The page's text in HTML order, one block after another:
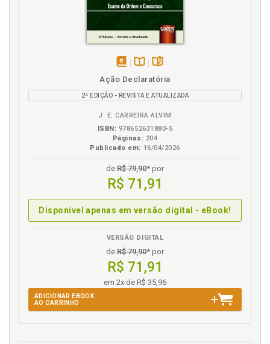
Segurança jurídica, p. 33
Súmula. Decisão judicial, jurisprudência e súmula, p.
66
Writ of certiorari, p. 57
Disponível
B.V.
páginas
Ação Declaratória
2ª EDIÇÃO - REVISTA E ATUALIZADA
J. E. CARREIRA ALVIM
ISBN: 978652631880-5
Páginas: 204
Publicado em: 16/04/2026
de R$ 79,90* por
R$ 71,91
Disponível apenas em versão digital - eBook!
VERSÃO DIGITAL
de R$ 79,90* por
R$ 71,91
em 2x de R$ 35,96
ADICIONAR EBOOK
AO CARRINHO